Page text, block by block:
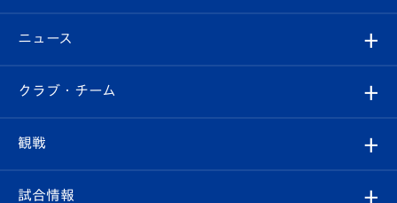
ニュース
すべて
クラブ
クラブ・チーム
観戦
観戦ルール
試合情報